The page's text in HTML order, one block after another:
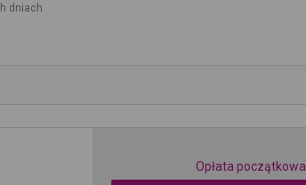
dniach
Opłata początkowa